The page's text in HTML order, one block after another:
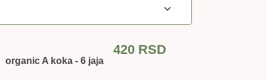
organic A koka - 6 jaja
420 RSD